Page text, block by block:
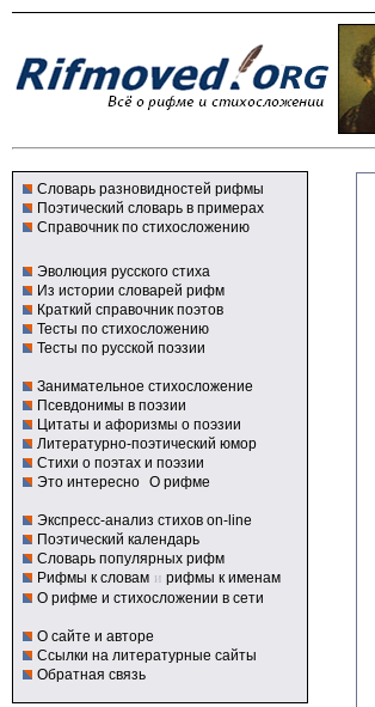
Словарь разновидностей рифмы
Поэтический словарь в примерах
Справочник по стихосложению
Эволюция русского стиха
Из истории словарей рифм
Краткий справочник поэтов
Тесты по стихосложению
Тесты по русской поэзии
Занимательное стихосложение
Псевдонимы в поэзии
Цитаты и афоризмы о поэзии
Литературно-поэтический юмор
Стихи о поэтах и поэзии
Это интересно О рифме
Экспресс-анализ стихов on-line
Поэтический календарь
Словарь популярных рифм
Рифмы к словам и рифмы к именам
О рифме и стихосложении в сети
О сайте и авторе
Ссылки на литературные сайты
Обратная связь